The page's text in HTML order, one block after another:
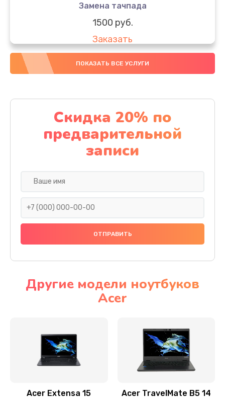
Замена тачпада
1500 руб.
Заказать
Замена южного моста
Заказать
Чистка от пыли
1060 руб.
Заказать
Ремонт подсветки
Настройка BIOS
Замена видеочипа
Заказать
ПОКАЗАТЬ ВСЕ УСЛУГИ
Скидка 20% по
предварительной
записи
Другие модели ноутбуков
Acer
Acer Extensa 15 Acer TravelMate B5 14